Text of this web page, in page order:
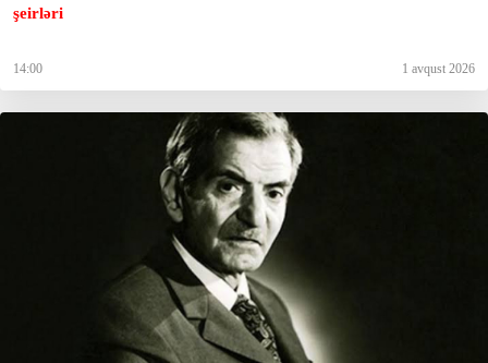
şeirləri
14:00 1 avqust 2026